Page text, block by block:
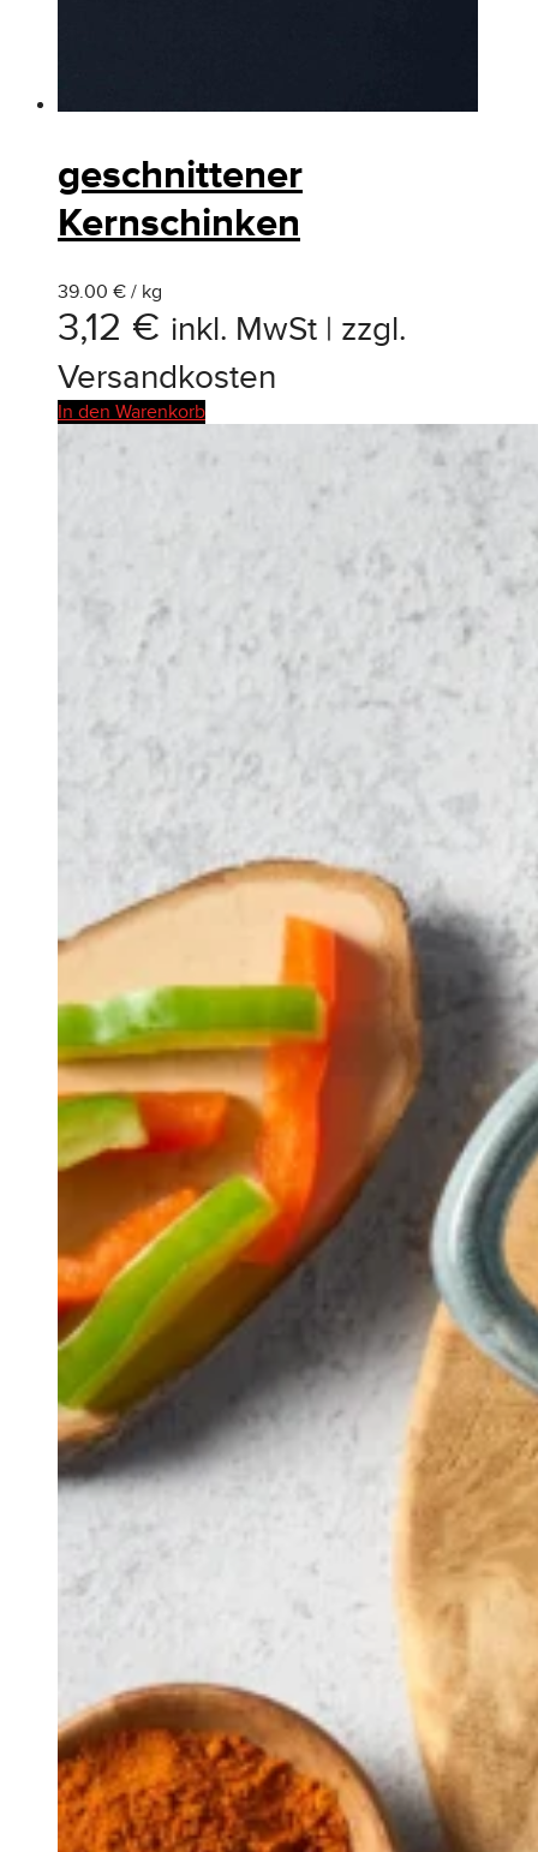
geschnittener
Kernschinken
39.00 € / kg
3,12 € inkl. MwSt | zzgl.
Versandkosten
In den Warenkorb